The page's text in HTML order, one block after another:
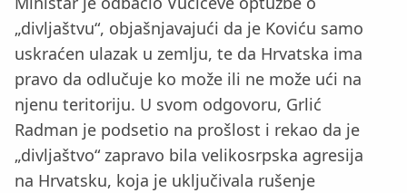
„divljaštvu“, objašnjavajući da je Koviću samo
uskraćen ulazak u zemlju, te da Hrvatska ima
pravo da odlučuje ko može ili ne može ući na
njenu teritoriju. U svom odgovoru, Grlić
Radman je podsetio na prošlost i rekao da je
„divljaštvo“ zapravo bila velikosrpska agresija
na Hrvatsku, koja je uključivala rušenje